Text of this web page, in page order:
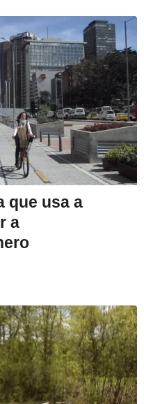
que usa a
a